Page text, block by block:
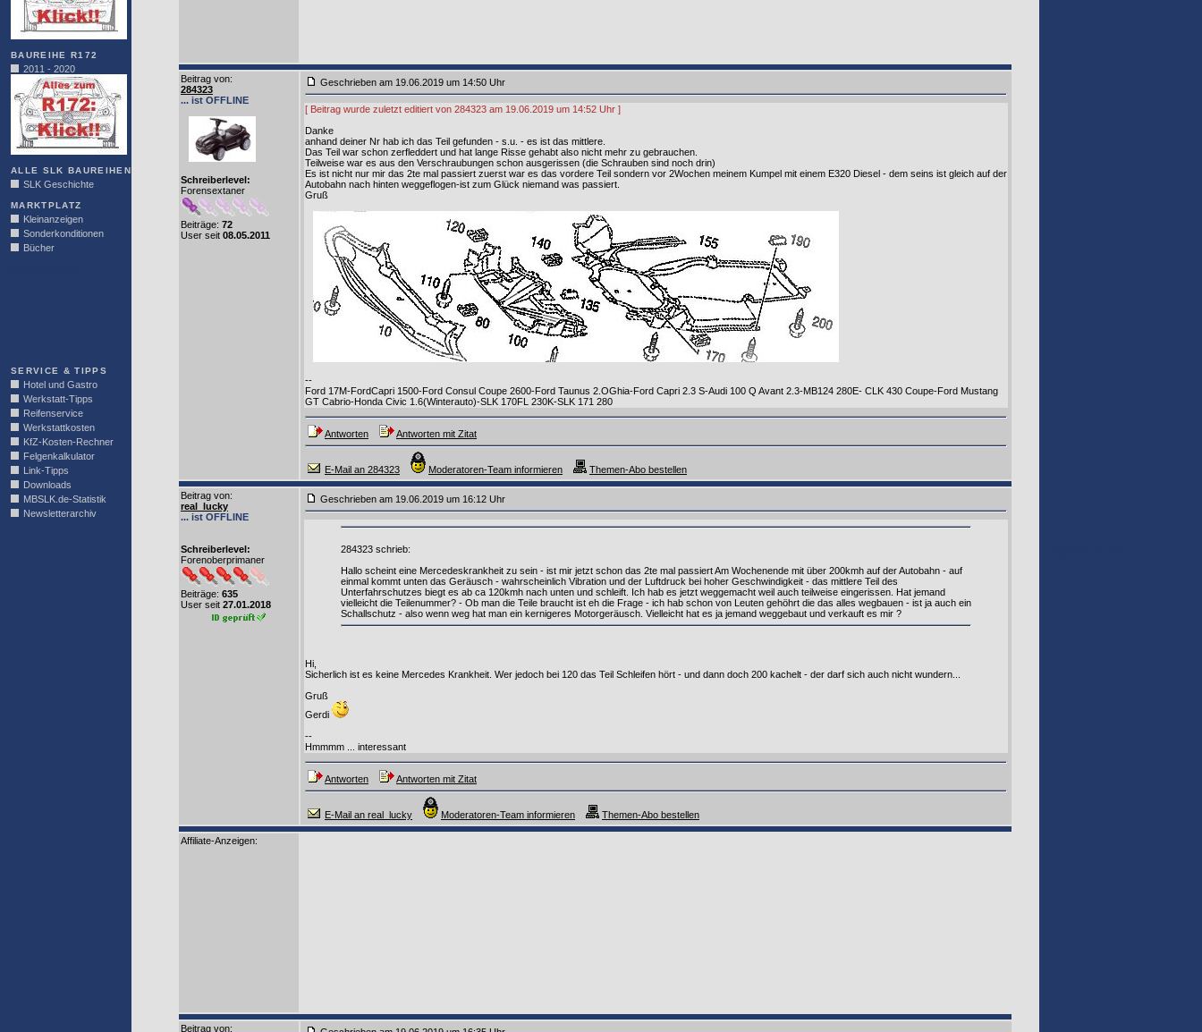
BAUREIHE R172
2011 - 2020
ALLE SLK BAUREIHEN
SLK Geschichte
MARKTPLATZ
Kleinanzeigen
Sonderkonditionen
Bücher
SERVICE & TIPPS
Hotel und Gastro
Werkstatt-Tipps
Reifenservice
Werkstattkosten
KfZ-Kosten-Rechner
Felgenkalkulator
Link-Tipps
Downloads
MBSLK.de-Statistik
Newsletterarchiv
Beitrag von:
284323
... ist OFFLINE
Schreiberlevel:
Forensextaner
Beiträge: 72
User seit 08.05.2011
Geschrieben am 19.06.2019 um 14:50 Uhr
[ Beitrag wurde zuletzt editiert von 284323 am 19.06.2019 um 14:52 Uhr ]
Danke
anhand deiner Nr hab ich das Teil gefunden - s.u. - es ist das mittlere.
Das Teil war schon zerfleddert und hat lange Risse gehabt also nicht mehr zu gebrauchen.
Teilweise war es aus den Verschraubungen schon ausgerissen (die Schrauben sind noch drin)
Es ist nicht nur mir das 2te mal passiert zuerst war es das vordere Teil sondern vor 2Wochen meinem Kumpel mit einem E320 Diesel - dem seins ist gleich auf der
Autobahn nach hinten weggeflogen-ist zum Glück niemand was passiert.
Gruß
--
Ford 17M-FordCapri 1500-Ford Consul Coupe 2600-Ford Taunus 2.OGhia-Ford Capri 2.3 S-Audi 100 Q Avant 2.3-MB124 280E- CLK 430 Coupe-Ford Mustang
GT Cabrio-Honda Civic 1.6(Winterauto)-SLK 170FL 230K-SLK 171 280
Antworten Antworten mit Zitat
E-Mail an 284323 Moderatoren-Team informieren Themen-Abo bestellen
Beitrag von:
real_lucky
... ist OFFLINE
Schreiberlevel:
Forenoberprimaner
Beiträge: 635
User seit 27.01.2018
Geschrieben am 19.06.2019 um 16:12 Uhr
284323 schrieb:
Hallo scheint eine Mercedeskrankheit zu sein - ist mir jetzt schon das 2te mal passiert Am Wochenende mit über 200kmh auf der Autobahn - auf
einmal kommt unten das Geräusch - wahrscheinlich Vibration und der Luftdruck bei hoher Geschwindigkeit - das mittlere Teil des
Unterfahrschutzes biegt es ab ca 120kmh nach unten und schleift. Ich hab es jetzt weggemacht weil auch teilweise eingerissen. Hat jemand
vielleicht die Teilenummer? - Ob man die Teile braucht ist eh die Frage - ich hab schon von Leuten gehöhrt die das alles wegbauen - ist ja auch ein
Schallschutz - also wenn weg hat man ein kernigeres Motorgeräusch. Vielleicht hat es ja jemand weggebaut und verkauft es mir ?
Hi,
Sicherlich ist es keine Mercedes Krankheit. Wer jedoch bei 120 das Teil Schleifen hört - und dann doch 200 kachelt - der darf sich auch nicht wundern...
Gruß
Gerdi
--
Hmmmm ... interessant
Antworten Antworten mit Zitat
E-Mail an real_lucky Moderatoren-Team informieren Themen-Abo bestellen
Affiliate-Anzeigen:
Beitrag von: